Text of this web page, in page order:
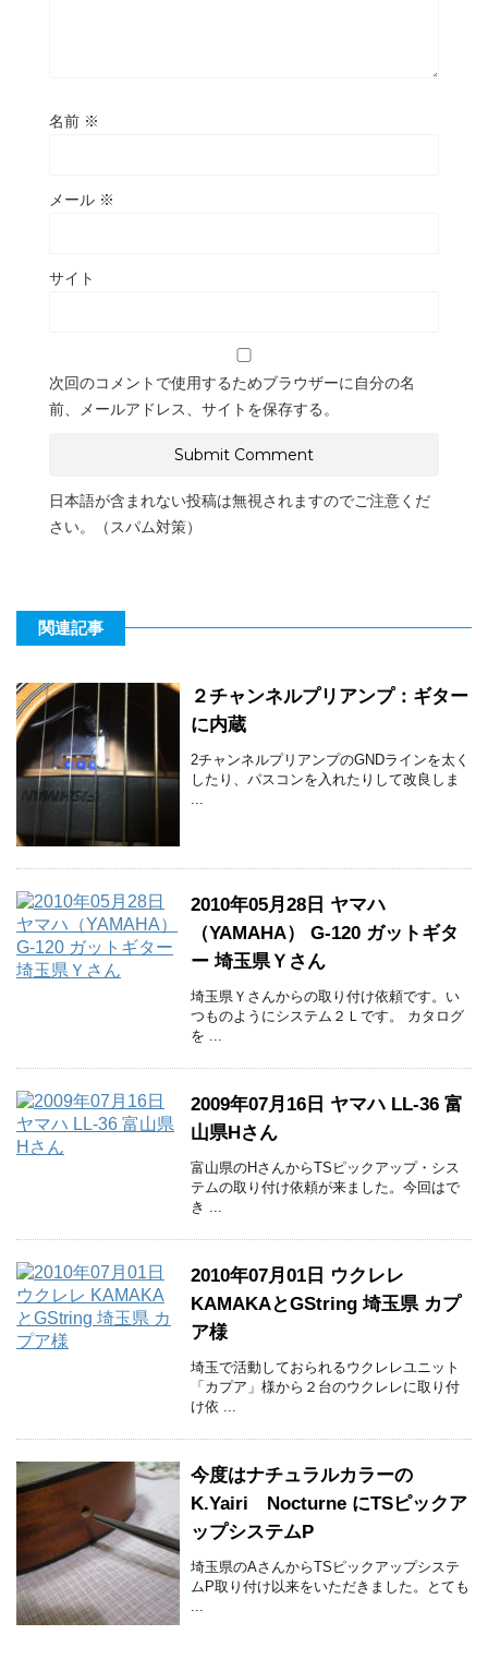
名前 ※
メール ※
サイト
次回のコメントで使用するためブラウザーに自分の名
前、メールアドレス、サイトを保存する。
日本語が含まれない投稿は無視されますのでご注意くだ
さい。（スパム対策）
関連記事
２チャンネルプリアンプ：ギター
に内蔵
2チャンネルプリアンプのGNDラインを太く
したり、パスコンを入れたりして改良しま
2010年05月28日 ヤマハ
（YAMAHA） G-120 ガットギタ
ー 埼玉県Ｙさん
埼玉県Ｙさんからの取り付け依頼です。い
つものようにシステム２Ｌです。 カタログ
を ...
2009年07月16日 ヤマハ LL-36 富
山県Hさん
富山県のHさんからTSピックアップ・シス
テムの取り付け依頼が来ました。今回はで
き ...
2010年07月01日 ウクレレ
KAMAKAとGString 埼玉県 カプ
ア様
埼玉で活動しておられるウクレレユニット
「カプア」様から２台のウクレレに取り付
け依 ...
今度はナチュラルカラーの
K.Yairi Nocturne にTSピックア
ップシステムP
埼玉県のAさんからTSピックアップシステ
ムP取り付け以来をいただきました。とても